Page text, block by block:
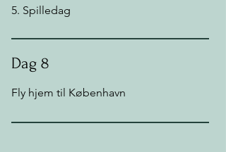
5. Spilledag
Dag 8
Fly hjem til København